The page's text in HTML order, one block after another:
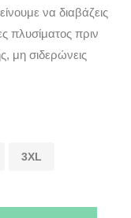
να διαβάζεις
πλυσίματος πριν
μη σιδερώνεις
3XL